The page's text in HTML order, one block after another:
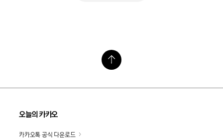
오늘의 카카오
카카오톡 공식 다운로드